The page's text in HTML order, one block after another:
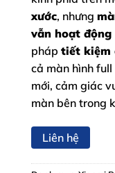
xước, nhưng
vẫn hoạt
pháp tiết kiệm
cả màn hình
mới, cảm giác
màn bên trong
Liên hệ